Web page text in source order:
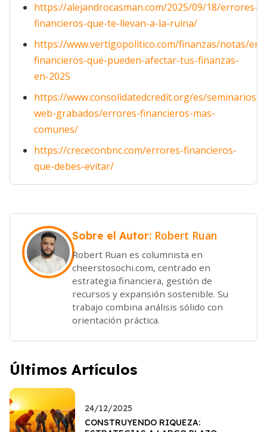
https://alejandrocasman.com/2025/09/18/errores-
financieros-que-te-llevan-a-la-ruina/
https://www.vertigopolitico.com/finanzas/notas/
financieros-que-pueden-afectar-tus-finanzas-
en-2025
https://www.consolidatedcredit.org/es/seminarios-
web-grabados/errores-financieros-mas-
comunes/
https://crececonbnc.com/errores-financieros-
que-debes-evitar/
Sobre el Autor: Robert Ruan
Robert Ruan es columnista en
cheerstosochi.com, centrado en
estrategia financiera, gestión de
recursos y expansión sostenible. Su
trabajo combina análisis sólido con
orientación práctica.
Últimos Artículos
24/12/2025
CONSTRUYENDO RIQUEZA: